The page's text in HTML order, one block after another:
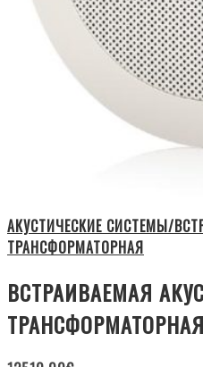
АКУСТИЧЕСКИЕ СИСТЕМЫ/
ТРАНСФОРМАТОРНАЯ
ВСТРАИВАЕМАЯ
ТРАНСФОРМАТОРНАЯ